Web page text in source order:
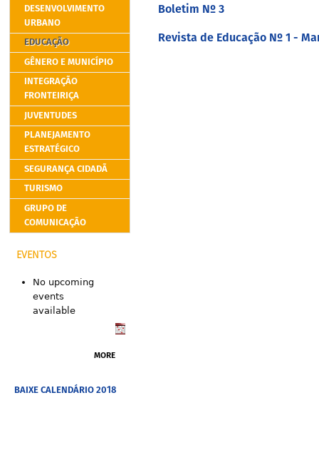
DESENVOLVIMENTO
URBANO
EDUCAÇÃO
GÊNERO E MUNICÍPIO
INTEGRAÇÃO
FRONTEIRIÇA
JUVENTUDES
PLANEJAMENTO
ESTRATÉGICO
SEGURANÇA CIDADÃ
TURISMO
GRUPO DE
COMUNICAÇÃO
EVENTOS
No upcoming
events
available
MORE
BAIXE CALENDÁRIO 2018
Boletim Nº 3
Revista de Educação Nº 1 -